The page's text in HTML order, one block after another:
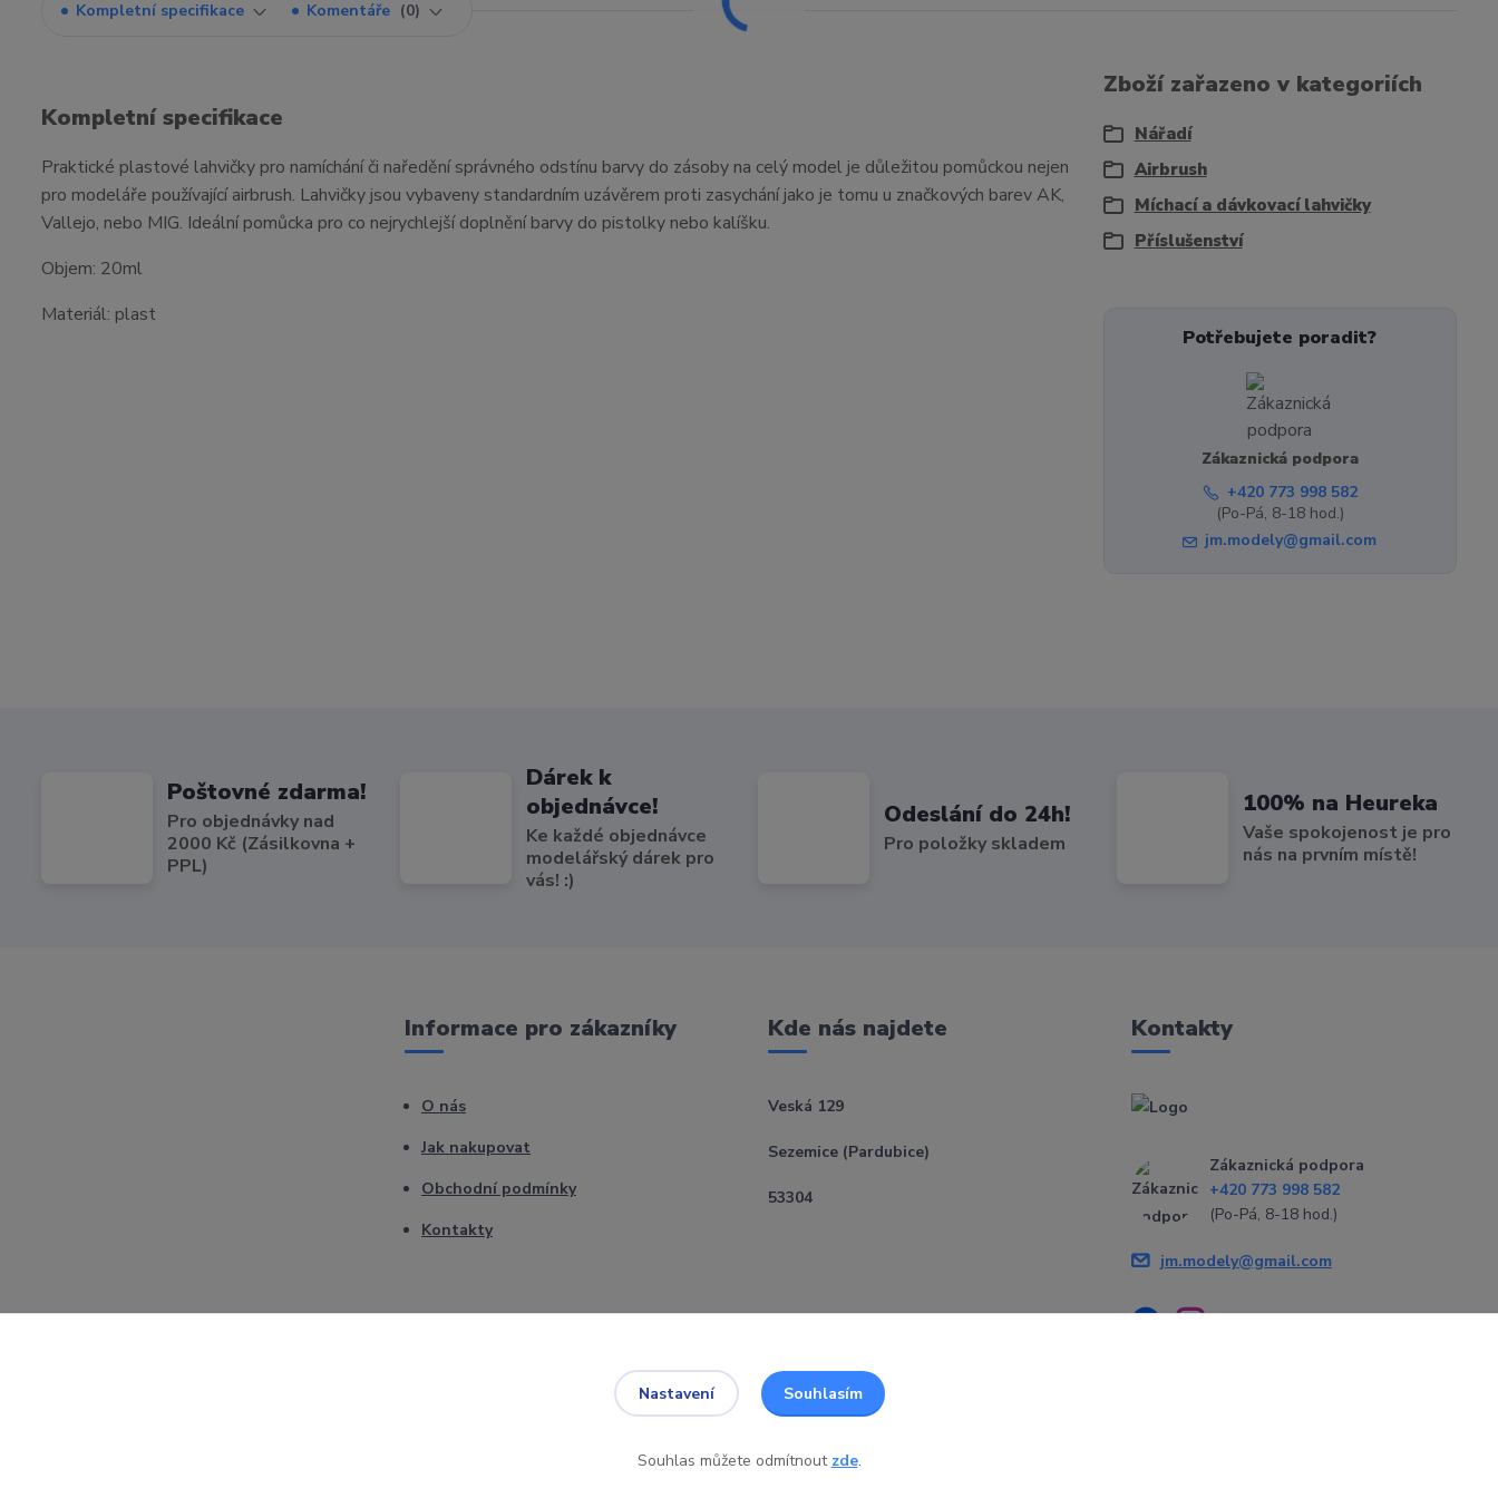
Kompletní specifikace Komentáře 0
Kompletní specifikace
Praktické plastové lahvičky pro namíchání či naředění správného odstínu barvy do zásoby na celý model je důležitou pomůckou nejen
pro modeláře používající airbrush. Lahvičky jsou vybaveny standardním uzávěrem proti zasychání jako je tomu u značkových barev AK,
Vallejo, nebo MIG. Ideální pomůcka pro co nejrychlejší doplnění barvy do pistolky nebo kalíšku.
Objem: 20ml
Materiál: plast
Zboží zařazeno v kategoriích
Nářadí
Airbrush
Míchací a dávkovací lahvičky
Příslušenství
Potřebujete poradit?
Zákaznická podpora
+420 773 998 582
(Po-Pá, 8-18 hod.)
jm.modely@gmail.com
Poštovné zdarma!
Pro objednávky nad
2000 Kč (Zásilkovna +
PPL)
Dárek k
objednávce!
Ke každé objednávce
modelářský dárek pro
vás! :)
Odeslání do 24h!
Pro položky skladem
100% na Heureka
Vaše spokojenost je pro
nás na prvním místě!
Informace pro zákazníky
O nás
Jak nakupovat
Obchodní podmínky
Kontakty
Kde nás najdete
Veská 129
Sezemice (Pardubice)
53304
Kontakty
Zákaznická podpora
+420 773 998 582
(Po-Pá, 8-18 hod.)
jm.modely@gmail.com
Nastavení Souhlasím
Souhlas můžete odmítnout zde.